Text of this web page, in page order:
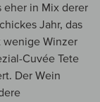
eher in Mix derer
Jahr, das
wenige Winzer
Cuvée Tete
Der Wein